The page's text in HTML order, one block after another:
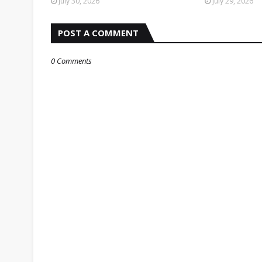
POST A COMMENT
0 Comments